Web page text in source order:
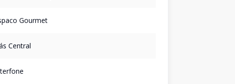
Gourmet
Central